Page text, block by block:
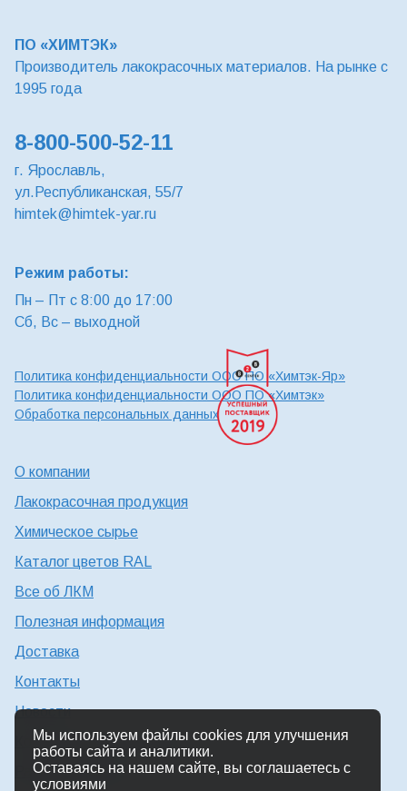
ПО «ХИМТЭК»
Производитель лакокрасочных материалов. На рынке с
1995 года
8-800-500-52-11
г. Ярославль,
ул.Республиканская, 55/7
himtek@himtek-yar.ru
Режим работы:
Пн – Пт с 8:00 до 17:00
Сб, Вс – выходной
Политика конфиденциальности ООО ПО «Химтэк-Яр»
Политика конфиденциальности ООО ПО «Химтэк»
Обработка персональных данных
О компании
Лакокрасочная продукция
Химическое сырье
Каталог цветов RAL
Все об ЛКМ
Полезная информация
Доставка
Контакты
Новости
Консультация технолога
Работа в Химтэк
Мы используем файлы cookies для улучшения
работы сайта и аналитики.
Оставаясь на нашем сайте, вы соглашаетесь с
условиями